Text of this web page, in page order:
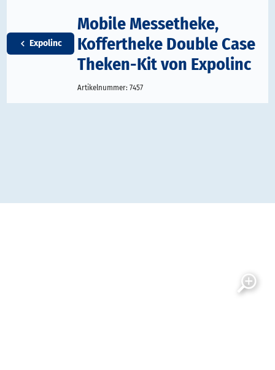
Expolinc
Mobile Messetheke,
Koffertheke Double Case
Theken-Kit von Expolinc
Artikelnummer: 7457